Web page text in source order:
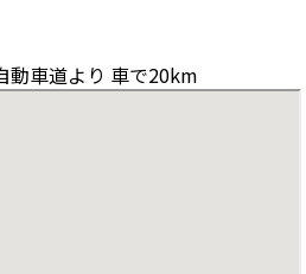
動車道より 車で20km